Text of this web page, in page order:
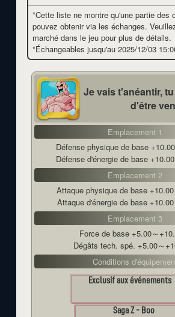
*Cette liste ne montre qu'une partie des
pouvez obtenir via les échanges.
marché dans le jeu pour plus de détails.
*Échangeables jusqu'au 2025/12/03
Je vais t'anéantir,
d'être
Emplacement 1
Défense physique de base
Défense d'énergie de base
Emplacement 2
Attaque physique de base
Attaque d'énergie de base
Emplacement 3
Force de base +5.00～
Dégâts tech. spé. +5.00～
Conditions
Exclusif aux événements
Saga Z - Boo